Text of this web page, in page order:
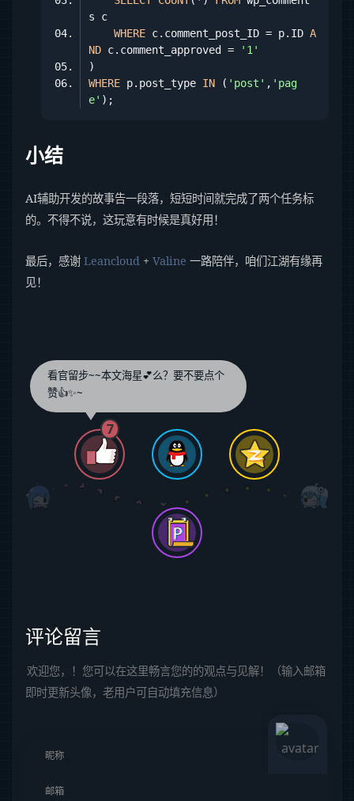
WHERE c.comment_post_ID = p.ID A
ND c.comment_approved =
'1'
WHERE p.post_type IN ( 'post' , 'pag
e'
小结
AI辅助开发的故事告一段落，短短时间就完成了两个任务标
的。不得不说，这玩意有时候是真好用！
最后，感谢 Leancloud + Valine 一路陪伴，咱们江湖有缘再
见！
看官留步~~本文海星💕么？要不要点个
赞👍✨~
7
评论留言
欢迎您，！您可以在这里畅言您的的观点与见解！（输入邮箱
即时更新头像，老用户可自动填充信息）